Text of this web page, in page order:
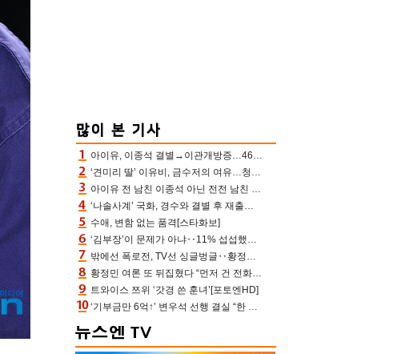
아이유, 이종석 결별→이관개방증…46장 꽉 채운 유애나 ♥ “열심히 사는 중”
‘견미리 딸’ 이유비, 금수저의 여유…청순 미모에 반전 슬림 라인
아이유 전 남친 이종석 아닌 전전 남친 장기하 소환 ‘별일 없이 산다’ 선곡…46장에 꾹 눌러 담은 근황
‘나솔사계’ 국화, 경수와 결별 후 재출연…첫인상 3표 몰표
수애, 변함 없는 품격[스타화보]
‘김부장’이 문제가 아냐‥11% 섭섭했던 ‘재벌X형사2’ 돈·빽 총동원해 컴백 [TV보고서]
밖에선 폭로전, TV선 싱글벙글‥황정민 ‘틈만 나면’ 출연, 피로감은 시청자 몫
황정민 여론 또 뒤집혔다 “먼저 건 전화 62통, 그만 연락해” vs 女팬 “녹취 다 올려” 진흙탕 싸움
트와이스 쯔위 ‘갓경 쓴 훈녀’[포토엔HD]
‘기부금만 6억↑’ 변우석 선행 결실 “한 아이 치료 마쳐”‥‘유캠’ 출연자가 전한 미담